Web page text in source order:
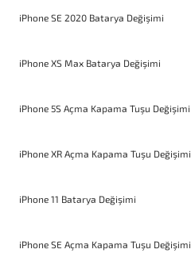
iPhone SE 2020 Batarya Değişimi
iPhone XS Max Batarya Değişimi
iPhone 5S Açma Kapama Tuşu Değişimi
iPhone XR Açma Kapama Tuşu Değişimi
iPhone 11 Batarya Değişimi
iPhone SE Açma Kapama Tuşu Değişimi